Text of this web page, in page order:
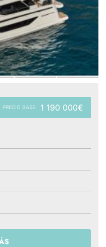
PRECIO BASE: 1 190 000€